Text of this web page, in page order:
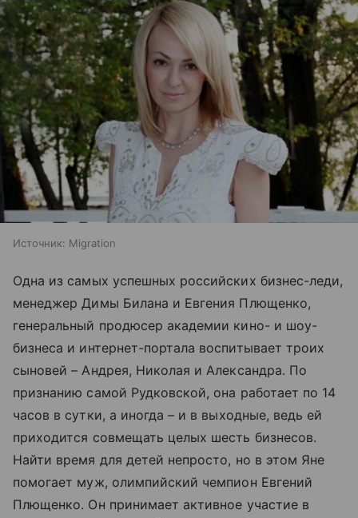
Источник: Migration
Одна из самых успешных российских бизнес-леди,
менеджер Димы Билана и Евгения Плющенко,
генеральный продюсер академии кино- и шоу-
бизнеса и интернет-портала воспитывает троих
сыновей – Андрея, Николая и Александра. По
признанию самой Рудковской, она работает по 14
часов в сутки, а иногда – и в выходные, ведь ей
приходится совмещать целых шесть бизнесов.
Найти время для детей непросто, но в этом Яне
помогает муж, олимпийский чемпион Евгений
Плющенко. Он принимает активное участие в